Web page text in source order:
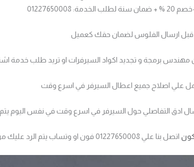
+ ضمان سنة لطلب الخدمة: 01227650008
قبل ارسال الفلوس لضمان حقك كعميل
مهندس برمجة و تجديد اكواد السيرفرات او تريد طلب خدمة
علي اصلاح جميع اعطال السيرفر في اسرع وقت
ادق التفاصلي حول السيرفر في اسرع وقت في نفس اليوم
اتصل بنا علي 01227650008 فون او وتساب يتم الرد عليك من خلال فريق الدعم في اسرع وقت